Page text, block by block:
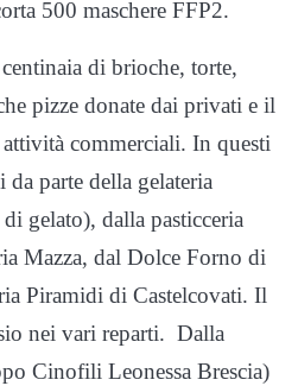
500 maschere FFP2.
di brioche, torte,
pizze donate dai privati e il
commerciali. In questi
parte della gelateria
gelato), dalla pasticceria
Mazza, dal Dolce Forno di
Piramidi di Castelcovati. Il
nei vari reparti. Dalla
Cinofili Leonessa Brescia)